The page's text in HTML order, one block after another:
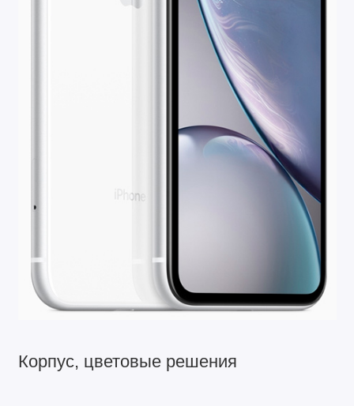
Корпус, цветовые решения